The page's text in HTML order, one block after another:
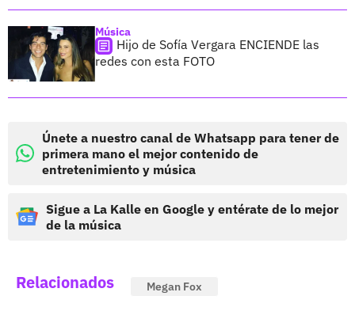
Música
Hijo de Sofía Vergara ENCIENDE las
redes con esta FOTO
Únete a nuestro canal de Whatsapp para tener de
primera mano el mejor contenido de
entretenimiento y música
Sigue a La Kalle en Google y entérate de lo mejor
de la música
Relacionados Megan Fox